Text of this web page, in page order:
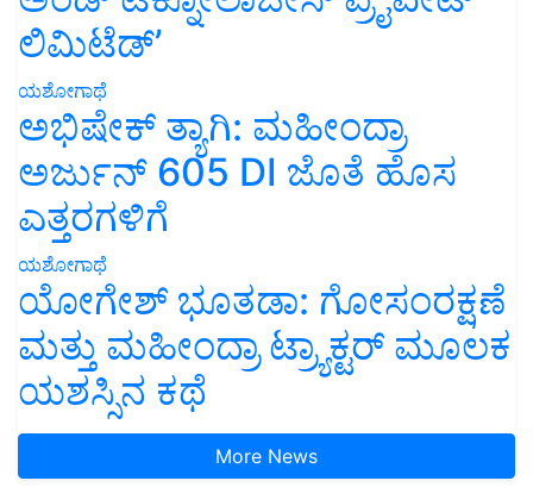
ಲಿಮಿಟೆಡ್’
ಯಶೋಗಾಥೆ
ಅಭಿಷೇಕ್ ತ್ಯಾಗಿ: ಮಹೀಂದ್ರಾ
ಅರ್ಜುನ್ 605 DI ಜೊತೆ ಹೊಸ
ಎತ್ತರಗಳಿಗೆ
ಯಶೋಗಾಥೆ
ಯೋಗೇಶ್ ಭೂತಡಾ: ಗೋಸಂರಕ್ಷಣೆ
ಮತ್ತು ಮಹೀಂದ್ರಾ ಟ್ರ್ಯಾಕ್ಟರ್ ಮೂಲಕ
ಯಶಸ್ಸಿನ ಕಥೆ
More News